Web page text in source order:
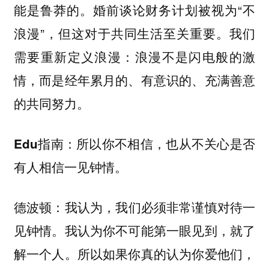
能是鲁莽的。婚前谈论财务计划被视为“不
浪漫”，但这对于共同生活至关重要。我们
需要重新定义浪漫：浪漫不是闪电般的激
情，而是经年累月的、有意识的、充满善意
的共同努力。
Edu指南： 所以你不相信，也从不关心是否
有人相信一见钟情。
德波顿： 我认为，我们必须非常谨慎对待一
见钟情。我认为你不可能第一眼见到，就了
解一个人。所以如果你真的认为你爱他们，